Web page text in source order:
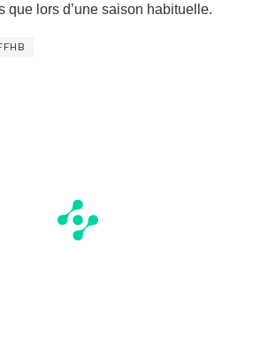
que lors d’une saison habituelle.